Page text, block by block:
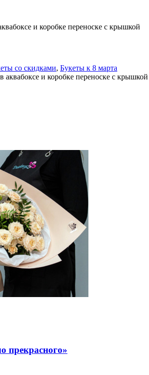
и коробке переноске с крышкой
со скидками, Букеты к 8 марта
аквабоксе и коробке переноске с крышкой
прекрасного»